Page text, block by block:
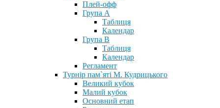
Плей-офф
Група А
Таблиця
Календар
Група В
Таблиця
Календар
Регламент
Турнір пам`яті М. Кудрицького
Великий кубок
Малий кубок
Основний етап